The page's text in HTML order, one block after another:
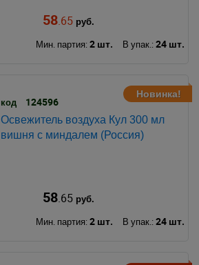
58.65руб.
Мин. партия: 2 шт. В упак.: 24 шт.
Новинка!
код 124596
Освежитель воздуха Кул 300 мл
вишня с миндалем (Россия)
58.65руб.
Мин. партия: 2 шт. В упак.: 24 шт.